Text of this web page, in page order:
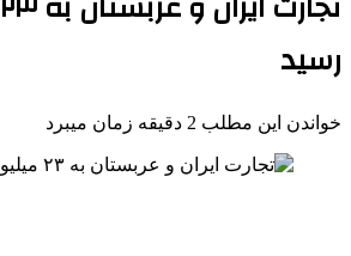
رسید
خواندن این مطلب 2 دقیقه زمان میبرد